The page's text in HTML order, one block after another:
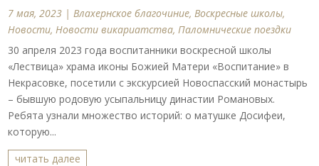
7 мая, 2023 |Влахернское благочиние,Воскресные школы,
Новости,Новости викариатства,Паломнические поездки
30 апреля 2023 года воспитанники воскресной школы
«Лествица» храма иконы Божией Матери «Воспитание» в
Некрасовке, посетили с экскурсией Новоспасский монастырь
– бывшую родовую усыпальницу династии Романовых.
Ребята узнали множество историй: о матушке Досифеи,
которую...
читать далее